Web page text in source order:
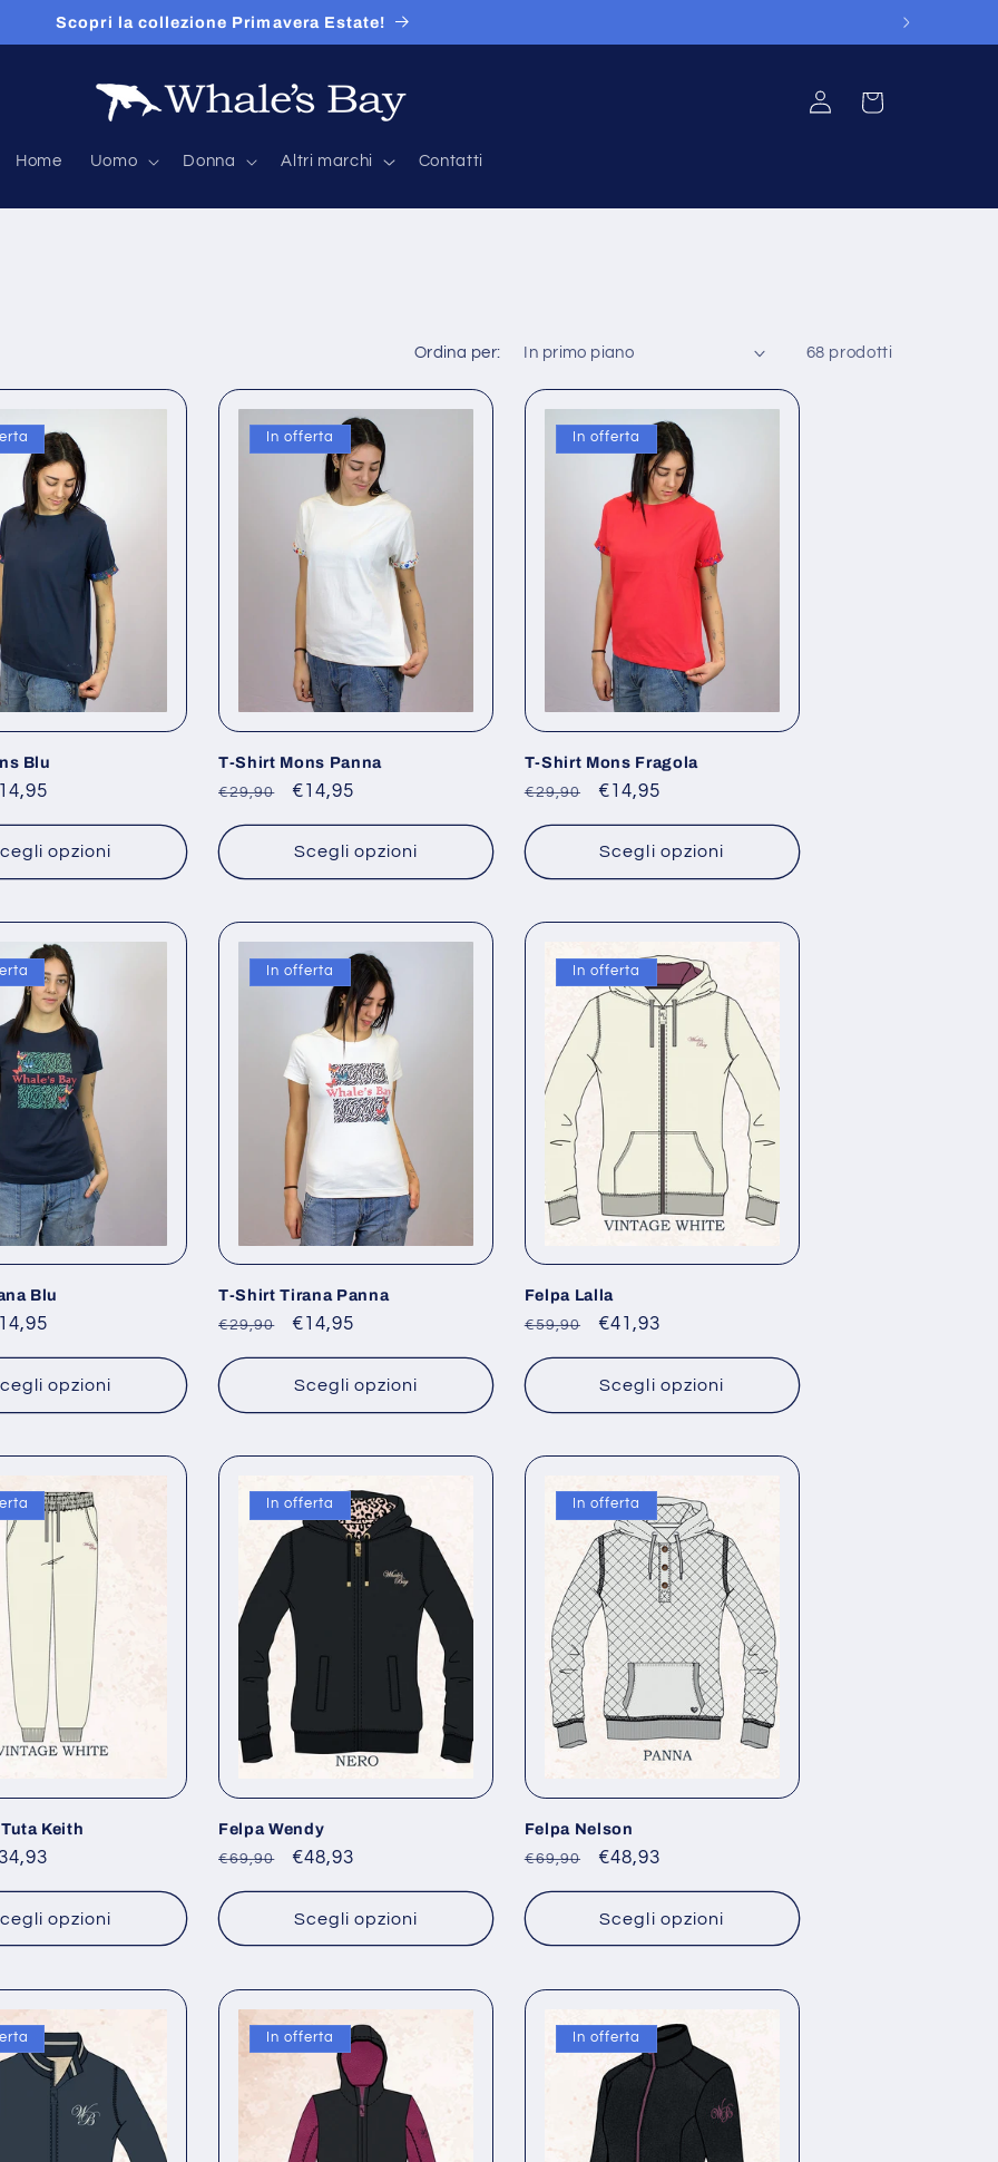
30% di sconto su tutto il sito!
Home Uomo Donna Altri marchi Contatti
Accedi Carrello
Ordina per: 68 prodotti
Blu
opzioni
In offerta
T-Shirt Mons Panna
Prezzo
listino
€29,90
Prezzo
€14,95
Scegli opzioni
In offerta
T-Shirt Mons Fragola
Prezzo
listino
€29,90
Prezzo
€14,95
Scegli opzioni
Blu
opzioni
In offerta
T-Shirt Tirana Panna
Prezzo
listino
€29,90
Prezzo
€14,95
Scegli opzioni
In offerta
Felpa Lalla
Prezzo
listino
€59,90
Prezzo
€41,93
Scegli opzioni
Keith
opzioni
In offerta
Felpa Wendy
Prezzo
listino
€69,90
Prezzo
€48,93
Scegli opzioni
In offerta
Felpa Nelson
Prezzo
listino
€69,90
Prezzo
€48,93
Scegli opzioni
In offerta In offerta